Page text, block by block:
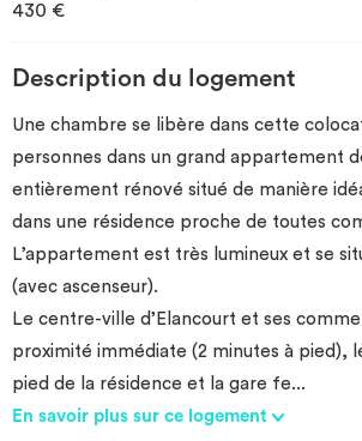
430 €
Description du logement
Une chambre se libère dans cette
personnes dans un grand appartement
entièrement rénové situé de manière
dans une résidence proche de toutes
L’appartement est très lumineux et se
(avec ascenseur).
Le centre-ville d’Elancourt et ses
proximité immédiate (2 minutes à pied),
pied de la résidence et la gare fe...
En savoir plus sur ce logement